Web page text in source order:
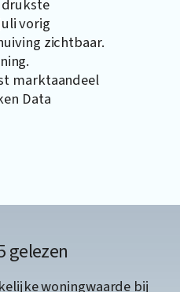
vorig
zichtbaar.
marktaandeel
Data
gelezen
woningwaarde bij